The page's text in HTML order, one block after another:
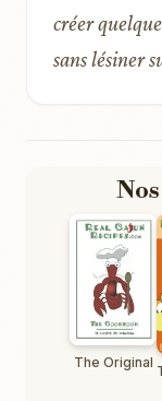
créer
sans lésiner
The Original